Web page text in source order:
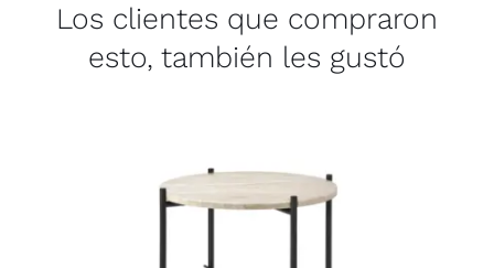
Los clientes que compraron
esto, también les gustó